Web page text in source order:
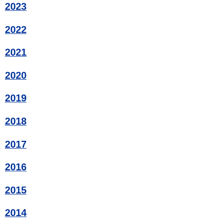
2023
2022
2021
2020
2019
2018
2017
2016
2015
2014